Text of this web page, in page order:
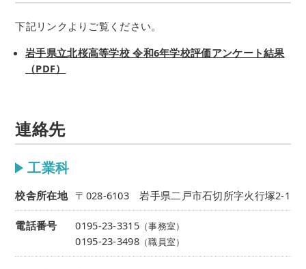
下記リンクよりご覧ください。
岩手県立北桜高等学校 令和6年学校評価アンケート結果
（PDF）
連絡先
工業科
校舎所在地 〒028-6103岩手県二戸市石切所字火行塚2-1
電話番号 0195-23-3315（事務室）
0195-23-3498（職員室）